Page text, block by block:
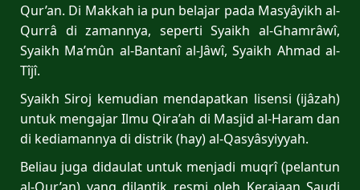
Qur’an. Di Makkah ia pun belajar pada Masyâyikh al-
Qurrâ di zamannya, seperti Syaikh al-Ghamrâwî,
Syaikh Ma’mûn al-Bantanî al-Jâwî, Syaikh Ahmad al-
Tîjî.
Syaikh Siroj kemudian mendapatkan lisensi (ijâzah)
untuk mengajar Ilmu Qira’ah di Masjid al-Haram dan
di kediamannya di distrik (hay) al-Qasyâsyiyyah.
Beliau juga didaulat untuk menjadi muqrî (pelantun